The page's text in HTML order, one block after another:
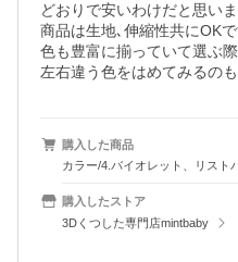
どおりで安いわけだと思い
商品は生地､伸縮性共にOK
色も豊富に揃っていて選ぶ
左右違う色をはめてみるの
購入した商品
カラー/4.バイオレット、リスト
購入したストア
3Dくつした専門店mintbaby